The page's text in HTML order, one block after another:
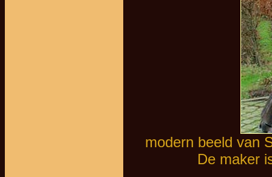
modern beeld van
De maker